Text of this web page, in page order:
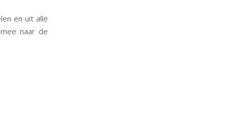
en uit alle
naar de